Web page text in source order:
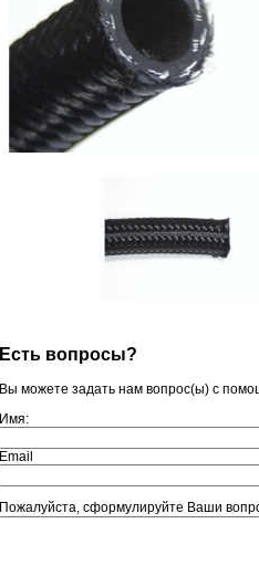
Есть вопросы?
Вы можете задать нам вопрос(ы) с
Имя:
Email
Пожалуйста, сформулируйте Ваши